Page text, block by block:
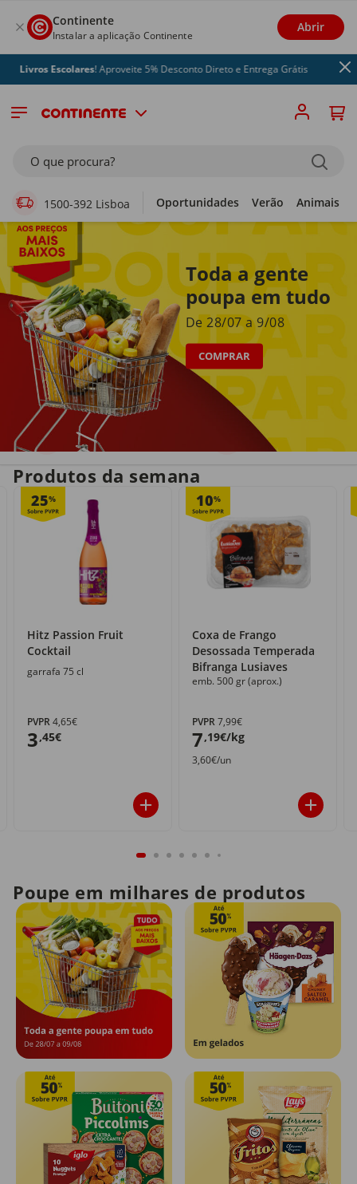
Continente
Instalar a aplicação Continente
Abrir
! Aproveite 5% Desconto Direto e Entrega Grátis
O que procura?
1500-392 Lisboa Oportunidades Verão Animais
Supermercado Online
Toda a gente
poupa em tudo
De 28/07 a 9/08
COMPRAR
Entrega em casa
no próprio dia
Recolha grátis
com o Click&Go
Produtos da semana
25%
Hitz Passion Fruit
Cocktail
garrafa 75 cl
PVPR4,65€
3,45€
10%
Coxa de Frango
Desossada Temperada
Bifranga Lusiaves
emb. 500 gr (aprox.)
PVPR7,99€
7,19€/kg
3,60€/un
Poupe em milhares de produtos